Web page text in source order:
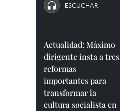
ESCUCHAR
Actualidad: Máximo
dirigente insta a tres
reformas
importantes para
transformar la
cultura socialista en